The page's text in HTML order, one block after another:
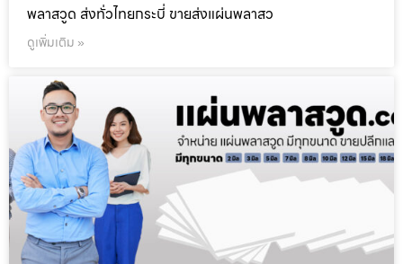
พลาสวูด ส่งทั่วไทยกระบี่ ขายส่งแผ่นพลาสว
ดูเพิ่มเติม »